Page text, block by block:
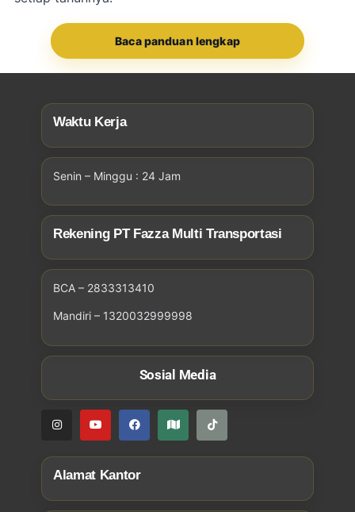
Baca panduan lengkap
Waktu Kerja
Senin – Minggu : 24 Jam
Rekening PT Fazza Multi Transportasi
BCA – 2833313410
Mandiri – 1320032999998
Sosial Media
Alamat Kantor